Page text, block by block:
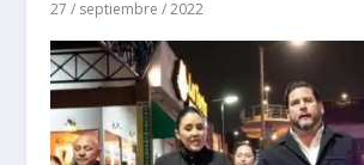
27 / septiembre / 2022